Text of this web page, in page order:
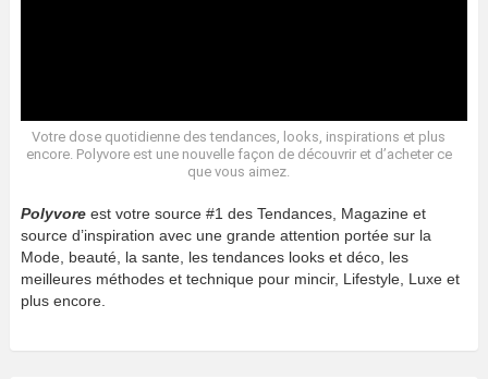
Votre dose quotidienne des tendances, looks, inspirations et plus
encore. Polyvore est une nouvelle façon de découvrir et d’acheter ce
que vous aimez.
Polyvore est votre source #1 des Tendances, Magazine et
source d’inspiration avec une grande attention portée sur la
Mode, beauté, la sante, les tendances looks et déco, les
meilleures méthodes et technique pour mincir, Lifestyle, Luxe et
plus encore.